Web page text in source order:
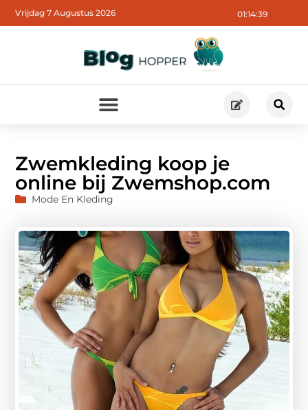
01:14:40
Vrijdag 7 Augustus 2026
Zwemkleding koop je
online bij Zwemshop.com
Mode En Kleding